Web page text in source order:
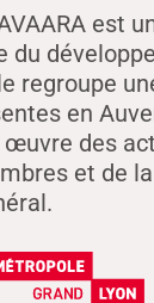
est
du
regroupe
en
des
et de